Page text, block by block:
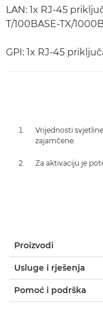
LAN: 1x RJ-45
T/100BASE-TX/
GPI: 1x RJ-45
Vrijednosti
zajamčene.
Za aktivaciju je
Proizvodi
Usluge i rješenja
Pomoć i podrška